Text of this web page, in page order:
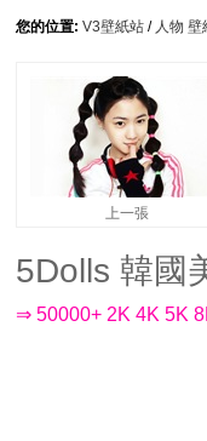
您的位置: V3壁紙站 / 人物 壁
上一張
5Dolls 韓國
⇒ 50000+ 2K 4K 5K